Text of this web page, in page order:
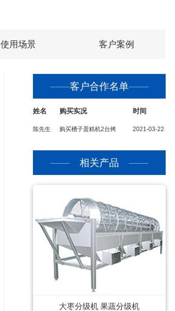
使用场景 客户案例
客户合作名单
姓名 购买实况 时间
陈先生 购买槽子蛋糕机2台烤 2021-03-22
相关产品
大枣分级机 果蔬分级机